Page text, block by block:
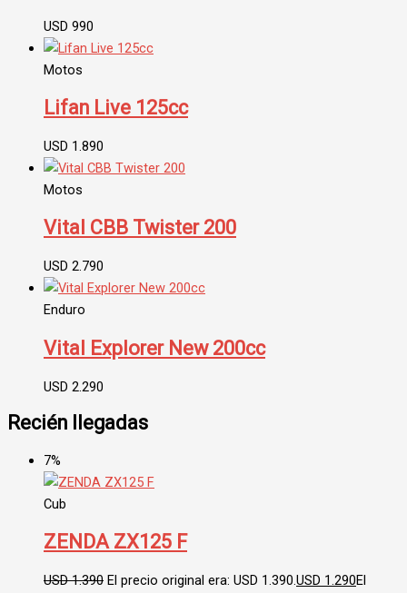
USD 990
Motos
Lifan Live 125cc
USD 1.890
Motos
Vital CBB Twister 200
USD 2.790
Enduro
Vital Explorer New 200cc
USD 2.290
Recién llegadas
7%
Cub
ZENDA ZX125 F
USD1.390 El precio original era: USD 1.390.USD 1.290El